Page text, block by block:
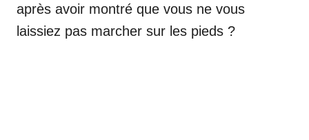
après avoir montré que vous ne vous
laissiez pas marcher sur les pieds ?